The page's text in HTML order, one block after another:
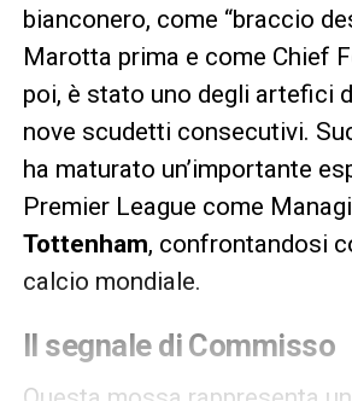
bianconero, come “braccio
Marotta prima e come Chief
poi, è stato uno degli artefici
nove scudetti consecutivi.
ha maturato un’importante
Premier League come
Tottenham, confrontandosi
calcio mondiale.
Il segnale di Commisso